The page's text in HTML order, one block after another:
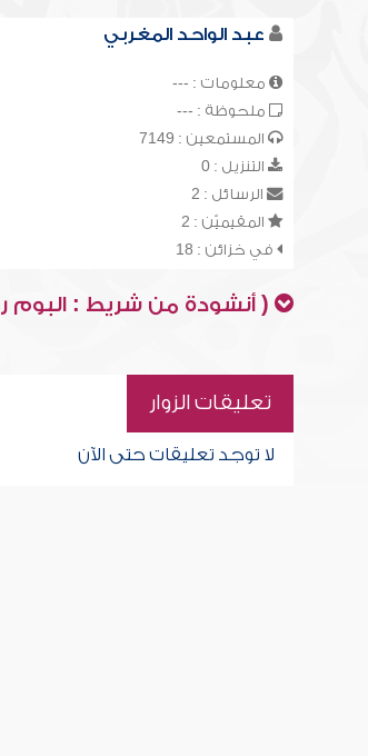
عبد الواحد المغربي
معلومات : ---
ملحوظة : ---
المستمعين : 7149
التنزيل : 0
الرسائل : 2
المقيميّن : 2
في خزائن : 18
( أنشودة من شريط : البوم
تعليقات الزوار
لا توجد تعليقات حتى الآن